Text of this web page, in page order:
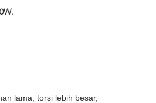
,
lama, torsi lebih besar,